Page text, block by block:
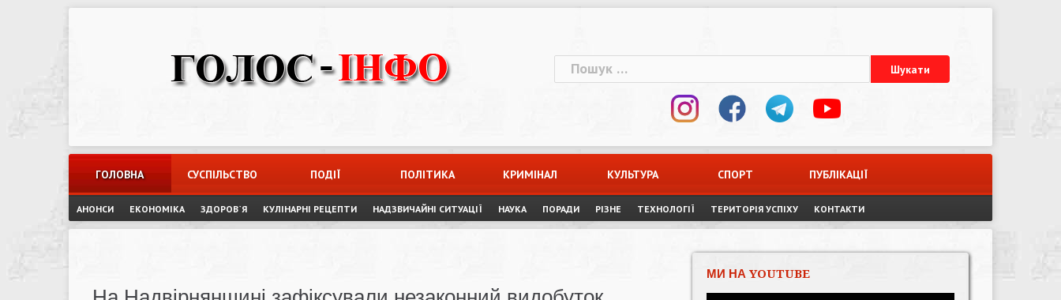
Пошук:
ГОЛОВНА СУСПІЛЬСТВО ПОДІЇ ПОЛІТИКА КРИМІНАЛ КУЛЬТУРА СПОРТ ПУБЛІКАЦІЇ
АНОНСИ ЕКОНОМІКА ЗДОРОВ`Я КУЛІНАРНІ РЕЦЕПТИ НАДЗВИЧАЙНІ СИТУАЦІЇ НАУКА ПОРАДИ РІЗНЕ ТЕХНОЛОГІЇ ТЕРИТОРІЯ УСПІХУ КОНТАКТИ
МИ НА YOUTUBE